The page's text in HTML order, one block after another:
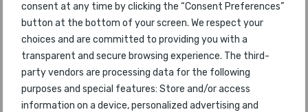
consent at any time by clicking the “Consent Preferences”
button at the bottom of your screen. We respect your
choices and are committed to providing you with a
transparent and secure browsing experience. The third-
party vendors are processing data for the following
purposes and special features: Store and/or access
information on a device, personalized advertising and
即将公布：2018 年 7 月 17 日
即将公布：2018 年 7 月 17 日
即将公布：2018 年 7 月 17 日
关于全球航空公司奖